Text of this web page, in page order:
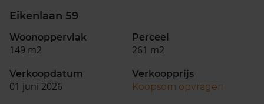
Eikenlaan 59
Woonoppervlak
149 m2
Perceel
261 m2
Verkoopdatum
01 juni 2026
Verkoopprijs
Koopsom opvragen